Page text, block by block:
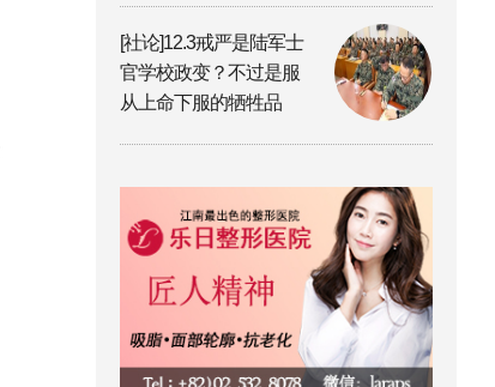
[社论]12.3戒严是陆军士
官学校政变？不过是服
从上命下服的牺牲品